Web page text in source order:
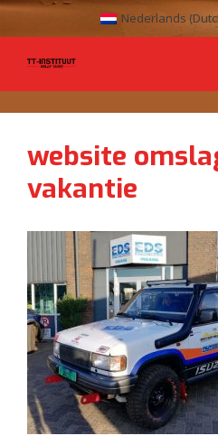
Nederlands (
website
vakantie